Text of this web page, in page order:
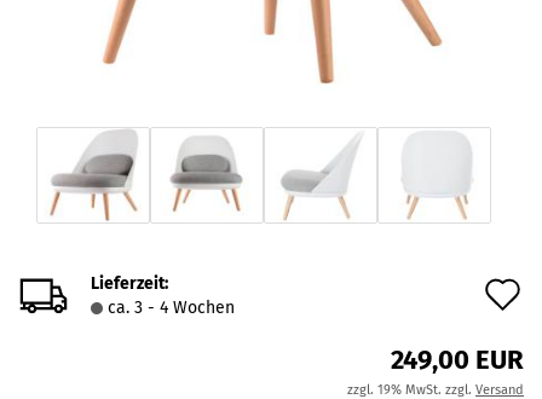
Lieferzeit:
ca. 3 - 4 Wochen
249,00 EUR
zzgl. 19% MwSt. zzgl. Versand